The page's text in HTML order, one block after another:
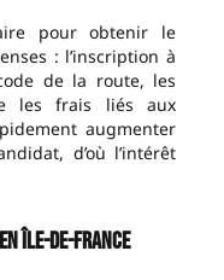
pour obtenir le
: l’inscription à
de la route, les
les frais liés aux
augmenter
d’où l’intérêt
Île-de-France